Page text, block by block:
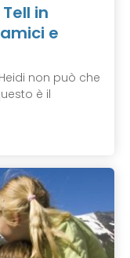
in
e
non può che
è il